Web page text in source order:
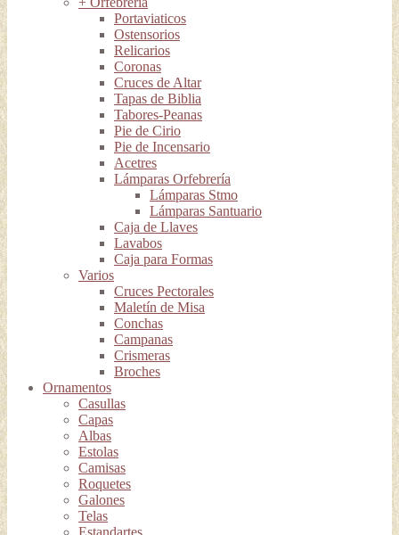
Portaviaticos
Ostensorios
Relicarios
Coronas
Cruces de Altar
Tapas de Biblia
Tabores-Peanas
Pie de Cirio
Pie de Incensario
Acetres
Lámparas Orfebrería
Lámparas Stmo
Lámparas Santuario
Caja de Llaves
Lavabos
Caja para Formas
Varios
Cruces Pectorales
Maletín de Misa
Conchas
Campanas
Crismeras
Broches
Ornamentos
Casullas
Capas
Albas
Estolas
Camisas
Roquetes
Galones
Telas
Estandartes